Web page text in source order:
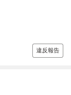
違反報告